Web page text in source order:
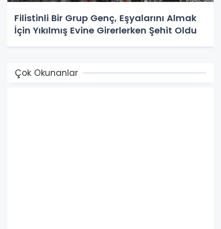
Filistinli Bir Grup Genç, Eşyalarını Almak
İçin Yıkılmış Evine Girerlerken Şehit Oldu
Çok Okunanlar